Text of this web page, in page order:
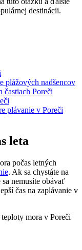
destinácii.
plážových nadšencov
častiach Poreči
plávanie v Poreči
leta
počas letných
. Ak sa chystáte na
nemusíte obávať
čas na zaplávanie v
mora v Poreči